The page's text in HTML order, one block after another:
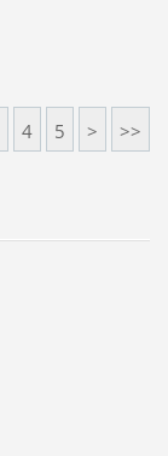
4 5 > >>